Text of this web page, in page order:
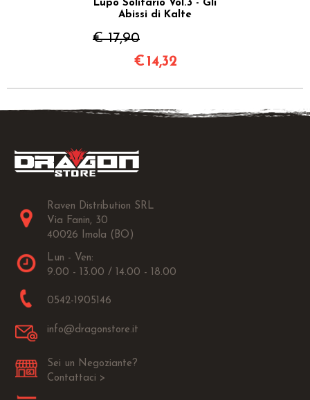
Lupo Solitario Vol.3 - Gli
Abissi di Kalte
€ 17,90
€ 14,32
Raven Distribution SRL
Via Fanin, 30
40026 Imola (BO)
Lun - Ven:
9.00 - 13.00 / 14.00 - 18.00
0542-1905146
info@dragonstore.it
Sei un Negoziante?
Contattaci >